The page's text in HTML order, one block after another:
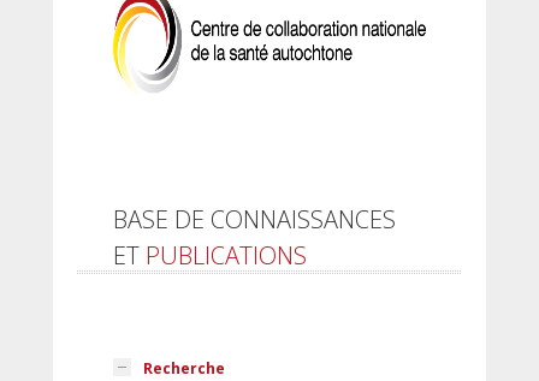
BASE DE CONNAISSANCES
ET PUBLICATIONS
Recherche